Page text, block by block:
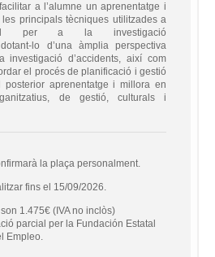
a l’alumne un aprenentatge i
principals tècniques utilitzades a
per a la investigació
dotant-lo d’una àmplia perspectiva
d’accidents, així com
el procés de planificació i gestió
aprenentatge i millora en
de gestió, culturals i
la plaça personalment.
fins el 15/09/2026.
1.475€ (IVA no inclòs)
parcial per la Fundación Estatal
Empleo.